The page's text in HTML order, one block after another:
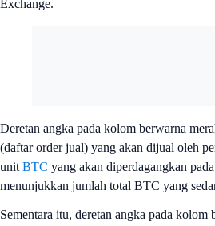
Exchange.
Deretan angka pada kolom berwarna
(daftar order jual) yang akan dijual oleh
unit BTC yang akan diperdagangkan
menunjukkan jumlah total BTC yang
Sementara itu, deretan angka pada